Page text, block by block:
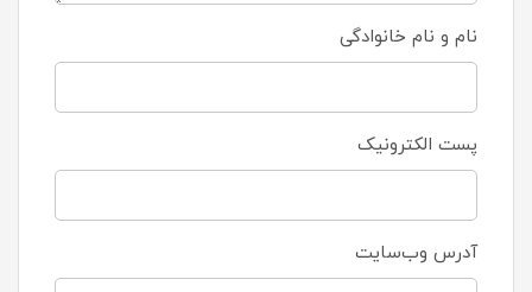
نام و نام خانوادگی
پست الکترونیک
آدرس وب‌سایت